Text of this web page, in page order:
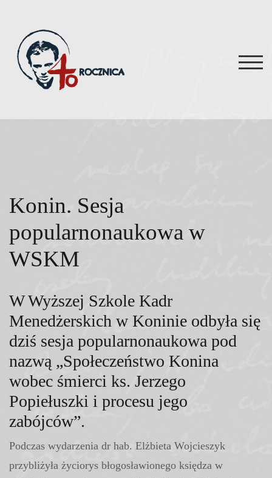
content
Konin. Sesja
popularnonaukowa w
WSKM
W Wyższej Szkole Kadr
Menedżerskich w Koninie odbyła się
dziś sesja popularnonaukowa pod
nazwą „Społeczeństwo Konina
wobec śmierci ks. Jerzego
Popiełuszki i procesu jego
zabójców”.
Podczas wydarzenia dr hab. Elżbieta Wojcieszyk
przybliżyła życiorys błogosławionego księdza w